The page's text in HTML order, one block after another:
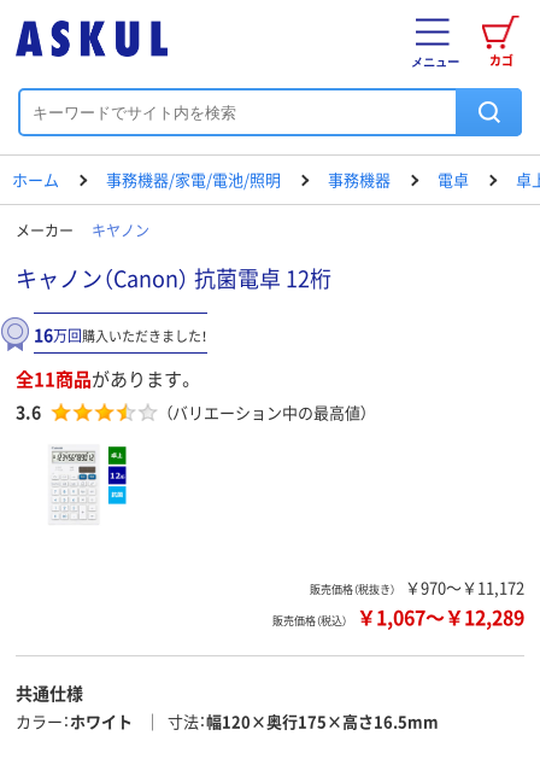
カゴ
メニュー
ホーム 事務機器/家電/電池/照明 事務機器 電卓 卓
メーカー キヤノン
キャノン（Canon） 抗菌電卓 12桁
16万回購入いただきました！
全11商品があります。
3.6 （バリエーション中の最高値）
販売価格（税抜き） ￥970～￥11,172
販売価格（税込） ￥1,067～￥12,289
共通仕様
カラー ホワイト 寸法 幅120×奥行175×高さ16.5mm